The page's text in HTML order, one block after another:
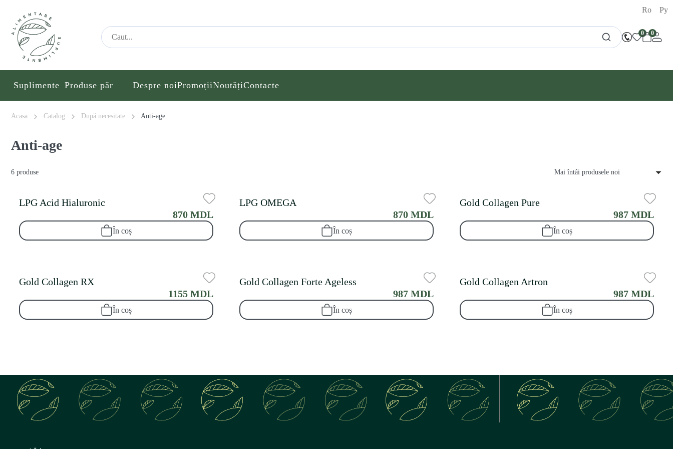
Ro Ру
0 0
Suplimente Produse păr Despre noiPromoțiiNoutățiContacte
Acasa Catalog După necesitate Anti-age
Anti-age
6 produse Mai întâi produsele noi
LPG Acid Hialuronic
870 MDL
În coș
LPG OMEGA
870 MDL
În coș
Gold Collagen Pure
987 MDL
În coș
Gold Collagen RX
1155 MDL
În coș
Gold Collagen Forte Ageless
987 MDL
În coș
Gold Collagen Artron
987 MDL
În coș